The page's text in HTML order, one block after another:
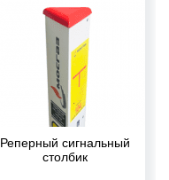
Реперный сигнальный
столбик